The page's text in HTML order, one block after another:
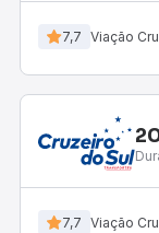
7,7 Viação
7,7 Viação